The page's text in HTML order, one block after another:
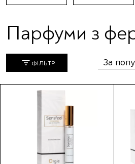
Парфуми з
За
ФІЛЬТР